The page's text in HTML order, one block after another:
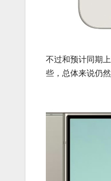
不过和预计同期
些，总体来说仍